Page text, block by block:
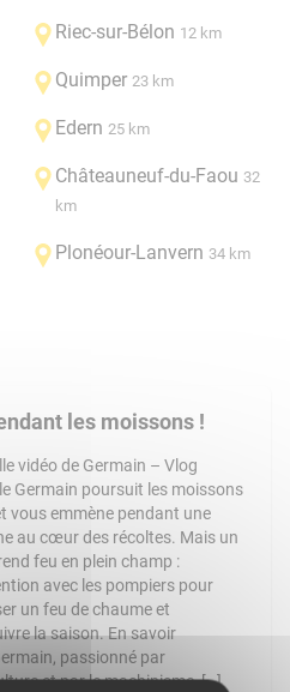
Riec-sur-Bélon 12 km
Quimper 23 km
Edern 25 km
Châteauneuf-du-Faou 32
km
Plonéour-Lanvern 34 km
les moissons !
vidéo de Germain – Vlog
Germain poursuit les moissons
vous emmène pendant une
au cœur des récoltes. Mais un
feu en plein champ :
avec les pompiers pour
un feu de chaume et
la saison. En savoir
passionné par
et par le machinisme, […]